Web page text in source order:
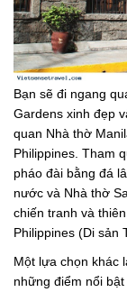
Bạn sẽ đi ngang
Gardens xinh đẹp
quan Nhà thờ
Philippines. Tham
pháo đài bằng đá
nước và Nhà thờ
chiến tranh và
Philippines (Di sản
Một lựa chọn khác
những điểm nổi bật